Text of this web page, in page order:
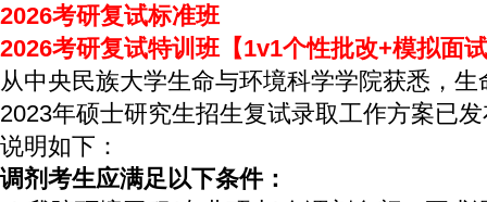
2026考研复试标准班
2026考研复试特训班【1v1个性批改+模拟面
从中央民族大学生命与环境科学学院获悉，
2023年硕士研究生招生复试录取工作方案已
说明如下：
调剂考生应满足以下条件：